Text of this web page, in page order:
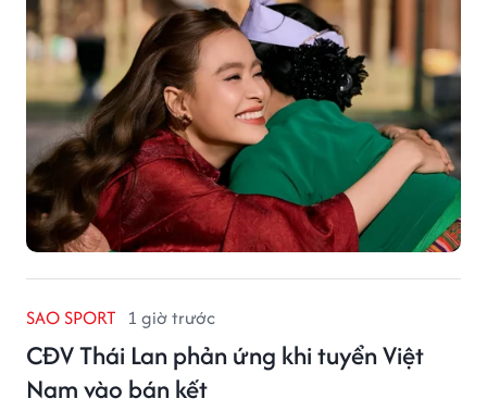
SAO SPORT 1 giờ trước
CĐV Thái Lan phản ứng khi tuyển Việt
Nam vào bán kết